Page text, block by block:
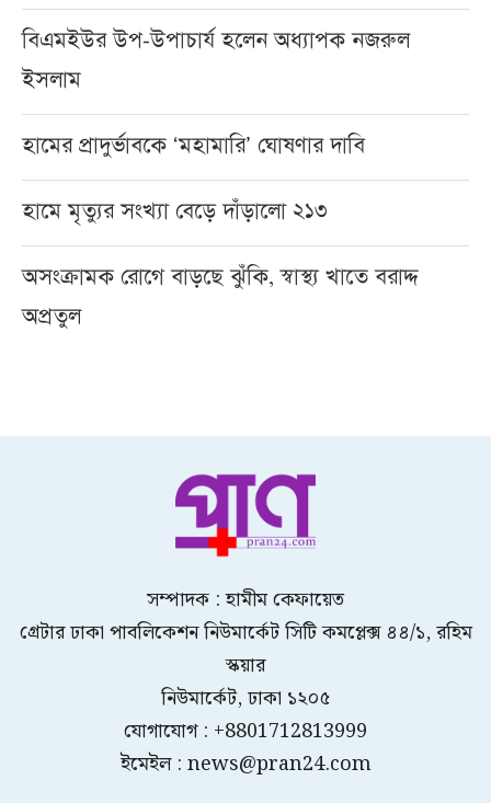
বিএমইউর উপ-উপাচার্য হলেন অধ্যাপক নজরুল
ইসলাম
হামের প্রাদুর্ভাবকে ‘মহামারি’ ঘোষণার দাবি
হামে মৃত্যুর সংখ্যা বেড়ে দাঁড়ালো ২১৩
অসংক্রামক রোগে বাড়ছে ঝুঁকি, স্বাস্থ্য খাতে বরাদ্দ
অপ্রতুল
সম্পাদক : হামীম কেফায়েত
গ্রেটার ঢাকা পাবলিকেশন নিউমার্কেট সিটি কমপ্লেক্স ৪৪/১, রহিম
স্কয়ার
নিউমার্কেট, ঢাকা ১২০৫
যোগাযোগ : +8801712813999
ইমেইল : news@pran24.com